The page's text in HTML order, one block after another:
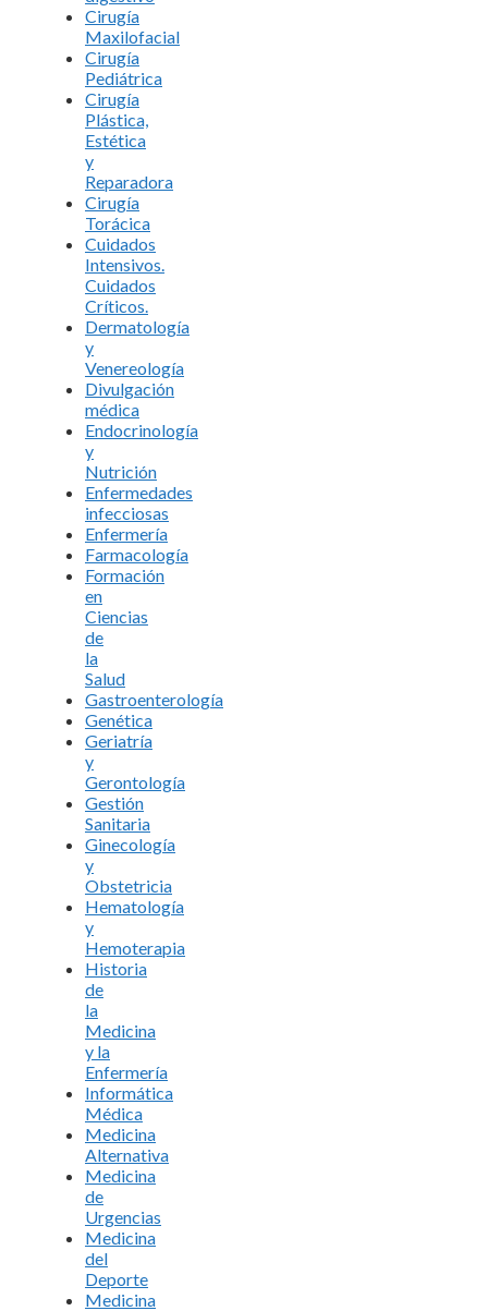
Cirugía
Maxilofacial
Cirugía
Pediátrica
Cirugía
Plástica,
Estética
y
Reparadora
Cirugía
Torácica
Cuidados
Intensivos.
Cuidados
Críticos.
Dermatología
y
Venereología
Divulgación
médica
Endocrinología
y
Nutrición
Enfermedades
infecciosas
Enfermería
Farmacología
Formación
en
Ciencias
de
la
Salud
Gastroenterología
Genética
Geriatría
y
Gerontología
Gestión
Sanitaria
Ginecología
y
Obstetricia
Hematología
y
Hemoterapia
Historia
de
la
Medicina
y la
Enfermería
Informática
Médica
Medicina
Alternativa
Medicina
de
Urgencias
Medicina
del
Deporte
Medicina